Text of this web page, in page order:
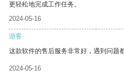
更轻松地完成工作任务。
2024-05-16
游客
这款软件的售后服务非常好，遇到问题
2024-05-16